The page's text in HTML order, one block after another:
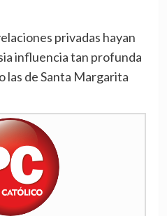
privadas hayan
influencia tan profunda
las de Santa Margarita